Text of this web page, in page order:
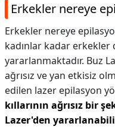
Erkekler nereye
Erkekler nereye
kadınlar kadar erkekler
yararlanmaktadır. Buz
ağrısız ve yan etkisiz
edilen lazer epilasyon
kıllarının ağrısız bir
Lazer'den